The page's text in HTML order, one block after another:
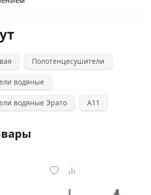
Полотенцесушители
водяные
водяные Эрато А11